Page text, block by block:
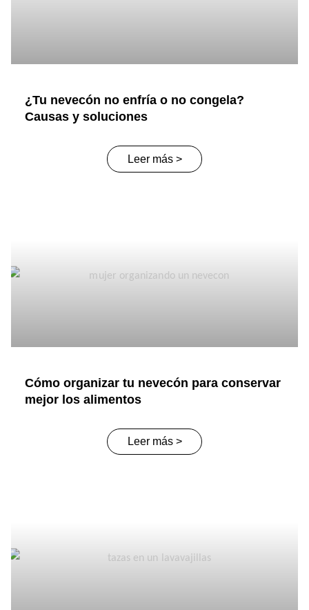
¿Tu nevecón no enfría o no congela?
Causas y soluciones
Leer más >
Cómo organizar tu nevecón para conservar
mejor los alimentos
Leer más >